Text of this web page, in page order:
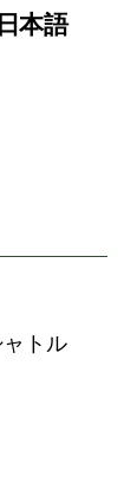
本語
トル